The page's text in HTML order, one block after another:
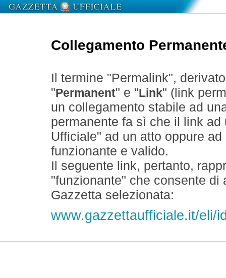
Collegamento
Il termine "Permalink",
" Permanent" e " Link" (link
un collegamento stabile ad
permanente fa sì che il link
Ufficiale" ad un atto oppure
funzionante e valido.
Il seguente link, pertanto,
"funzionante" che consente
Gazzetta selezionata:
www.gazzettaufficiale.it/eli/